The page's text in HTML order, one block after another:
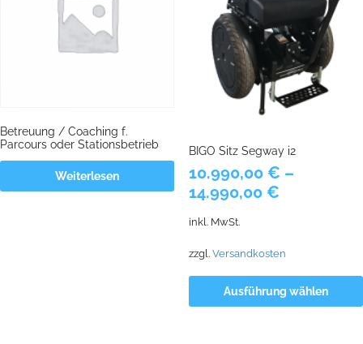
Betreuung / Coaching f.
Parcours oder Stationsbetrieb
Weiterlesen
BIGO Sitz Segway i2
10.990,00 € –
14.990,00 €
inkl. MwSt.
zzgl. Versandkosten
Ausführung wählen